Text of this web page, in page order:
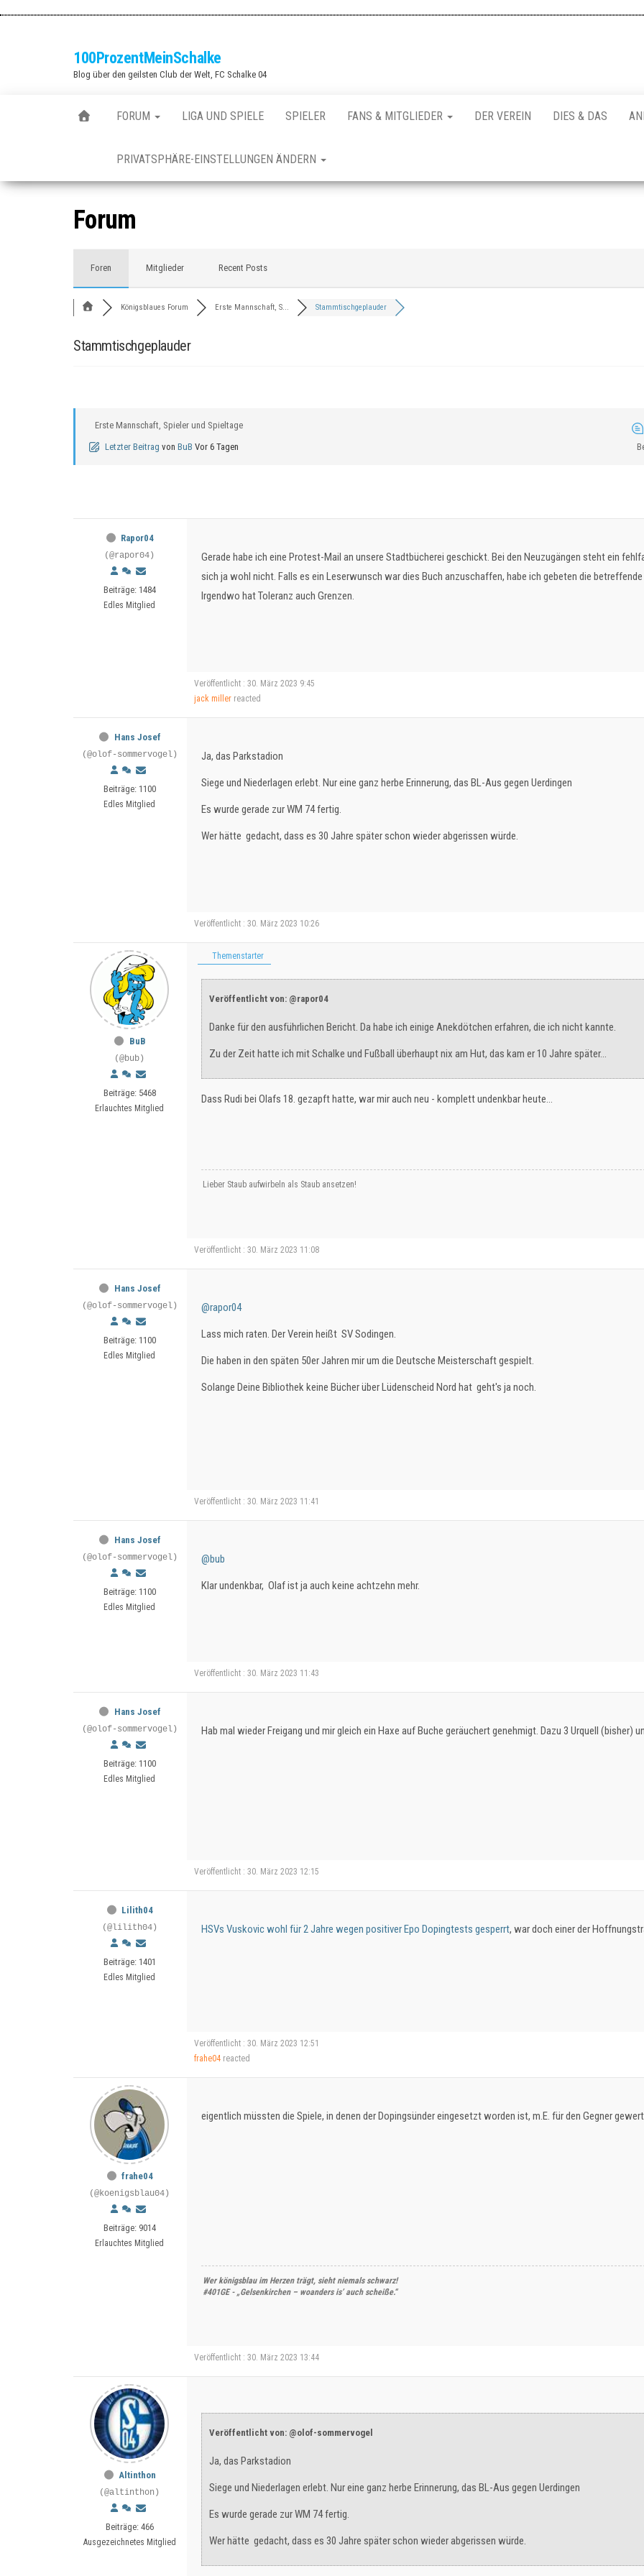
100ProzentMeinSchalke
Blog über den geilsten Club der Welt, FC Schalke 04
FORUM LIGA UND SPIELE SPIELER FANS & MITGLIEDER DER VEREIN DIES & DAS
PRIVATSPHÄRE-EINSTELLUNGEN ÄNDERN
Forum
Foren Mitglieder Recent Posts
Königsblaues Forum Erste Mannschaft, S... Stammtischgeplauder
Stammtischgeplauder
Erste Mannschaft, Spieler und Spieltage
Letzter Beitrag von BuB Vor 6 Tagen
Rapor04
(@rapor04)
Beiträge: 1484
Edles Mitglied
Gerade habe ich eine Protest-Mail an unsere Stadtbücherei geschickt. Bei den Neuzugängen steht ein
sich ja wohl nicht. Falls es ein Leserwunsch war dies Buch anzuschaffen, habe ich gebeten die
Irgendwo hat Toleranz auch Grenzen.
Veröffentlicht : 30. März 2023 9:45
jack miller reacted
Hans Josef
(@olof-sommervogel)
Beiträge: 1100
Edles Mitglied
Ja, das Parkstadion
Siege und Niederlagen erlebt. Nur eine ganz herbe Erinnerung, das BL-Aus gegen Uerdingen
Es wurde gerade zur WM 74 fertig.
Wer hätte gedacht, dass es 30 Jahre später schon wieder abgerissen würde.
Veröffentlicht : 30. März 2023 10:26
BuB
(@bub)
Beiträge: 5468
Erlauchtes Mitglied
Themenstarter
Veröffentlicht von: @rapor04
Danke für den ausführlichen Bericht. Da habe ich einige Anekdötchen erfahren, die ich nicht kannte.
Zu der Zeit hatte ich mit Schalke und Fußball überhaupt nix am Hut, das kam er 10 Jahre später...
Dass Rudi bei Olafs 18. gezapft hatte, war mir auch neu - komplett undenkbar heute…
Lieber Staub aufwirbeln als Staub ansetzen!
Veröffentlicht : 30. März 2023 11:08
Hans Josef
(@olof-sommervogel)
Beiträge: 1100
Edles Mitglied
@rapor04
Lass mich raten. Der Verein heißt SV Sodingen.
Die haben in den späten 50er Jahren mir um die Deutsche Meisterschaft gespielt.
Solange Deine Bibliothek keine Bücher über Lüdenscheid Nord hat geht's ja noch.
Veröffentlicht : 30. März 2023 11:41
Hans Josef
(@olof-sommervogel)
Beiträge: 1100
Edles Mitglied
@bub
Klar undenkbar, Olaf ist ja auch keine achtzehn mehr.
Veröffentlicht : 30. März 2023 11:43
Hans Josef
(@olof-sommervogel)
Beiträge: 1100
Edles Mitglied
Hab mal wieder Freigang und mir gleich ein Haxe auf Buche geräuchert genehmigt. Dazu 3 Urquell (bisher)
Veröffentlicht : 30. März 2023 12:15
Lilith04
(@lilith04)
Beiträge: 1401
Edles Mitglied
HSVs Vuskovic wohl für 2 Jahre wegen positiver Epo Dopingtests gesperrt, war doch einer der
Veröffentlicht : 30. März 2023 12:51
frahe04 reacted
frahe04
(@koenigsblau04)
Beiträge: 9014
Erlauchtes Mitglied
eigentlich müssten die Spiele, in denen der Dopingsünder eingesetzt worden ist, m.E. für den Gegner
Wer königsblau im Herzen trägt, sieht niemals schwarz!
#401GE - „Gelsenkirchen – woanders is’ auch scheiße.“
Veröffentlicht : 30. März 2023 13:44
Altinthon
(@altinthon)
Beiträge: 466
Ausgezeichnetes Mitglied
Veröffentlicht von: @olof-sommervogel
Ja, das Parkstadion
Siege und Niederlagen erlebt. Nur eine ganz herbe Erinnerung, das BL-Aus gegen Uerdingen
Es wurde gerade zur WM 74 fertig.
Wer hätte gedacht, dass es 30 Jahre später schon wieder abgerissen würde.